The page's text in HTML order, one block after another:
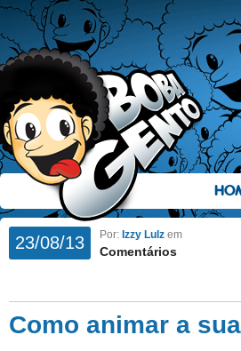
23/08/13 Por: Izzy Lulz em
Comentários
Como animar a